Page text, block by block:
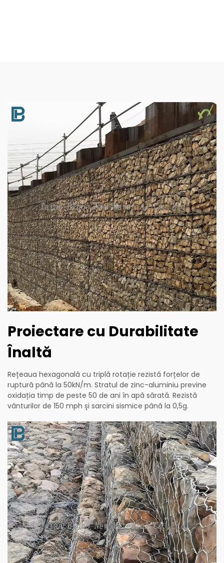
Proiectare cu Durabilitate
Înaltă
Rețeaua hexagonală cu triplă rotație rezistă forțelor de
ruptură până la 50kN/m. Stratul de zinc-aluminiu previne
oxidația timp de peste 50 de ani în apă sărată. Rezistă
vânturilor de 150 mph și sarcini sismice până la 0,5g.